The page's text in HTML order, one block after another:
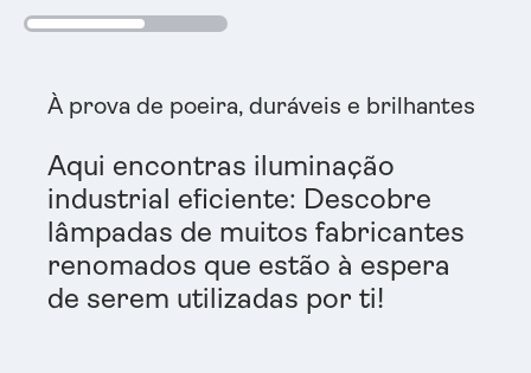
À prova de poeira, duráveis e brilhantes
Aqui encontras iluminação
industrial eficiente: Descobre
lâmpadas de muitos fabricantes
renomados que estão à espera
de serem utilizadas por ti!